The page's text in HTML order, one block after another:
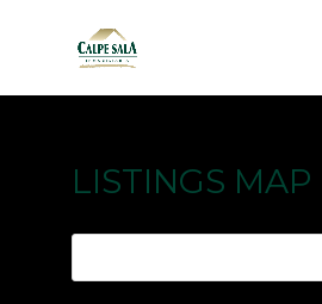
LISTINGS MAP